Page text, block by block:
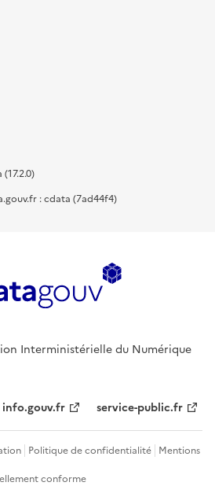
: cdata (7ad44f4)
Interministérielle du Numérique
info.gouv.fr service-public.fr
Politique de confidentialité Mentions
conforme